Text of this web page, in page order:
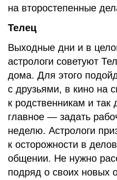
на второстепенные
Телец
Выходные дни и в
астрологи советуют
дома. Для этого
с друзьями, в кино на
к родственникам и
главное — задать
неделю. Астрологи
к осторожности в
общении. Не нужно
подряд о своих новых